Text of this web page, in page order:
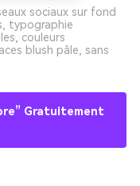
sociaux sur fond
typographie
couleurs
blush pâle, sans
Gratuitement